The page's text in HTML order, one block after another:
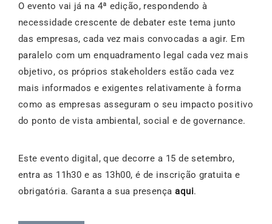
O evento vai já na 4ª edição, respondendo à
necessidade crescente de debater este tema junto
das empresas, cada vez mais convocadas a agir. Em
paralelo com um enquadramento legal cada vez mais
objetivo, os próprios stakeholders estão cada vez
mais informados e exigentes relativamente à forma
como as empresas asseguram o seu impacto positivo
do ponto de vista ambiental, social e de governance.
Este evento digital, que decorre a 15 de setembro,
entra as 11h30 e as 13h00, é de inscrição gratuita e
obrigatória. Garanta a sua presençaaqui.